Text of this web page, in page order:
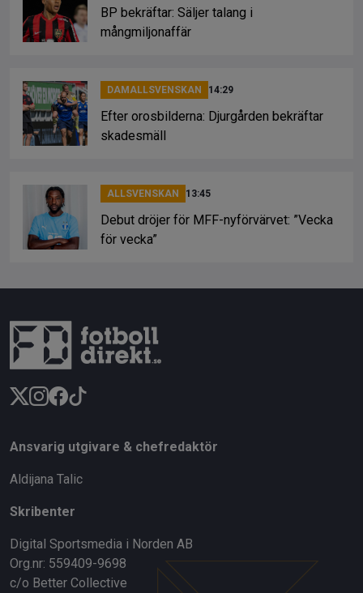
BP bekräftar: Säljer talang i
mångmiljonaffär
DAMALLSVENSKAN 14:29
Efter orosbilderna: Djurgården bekräftar
skadesmäll
ALLSVENSKAN 13:45
Debut dröjer för MFF-nyförvärvet: ”Vecka
för vecka”
Ansvarig utgivare & chefredaktör
Aldijana Talic
Skribenter
Digital Sportsmedia i Norden AB
Org.nr: 559409-9698
c/o Better Collective